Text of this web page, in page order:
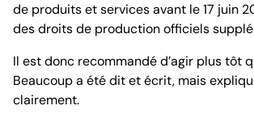
de produits et services avant le 17 juin
des droits de production officiels
Il est donc recommandé d’agir plus tôt
Beaucoup a été dit et écrit, mais
clairement.